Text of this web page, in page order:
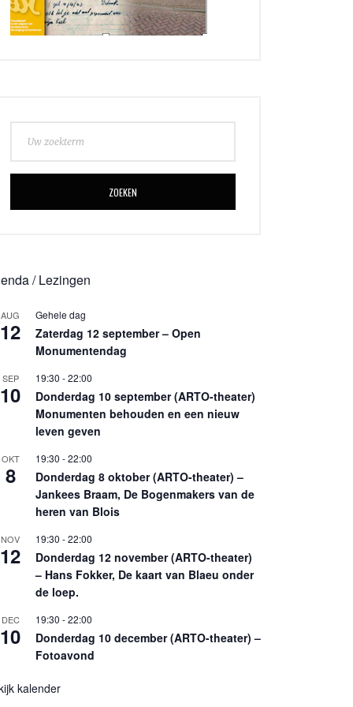
ZOEKEN
/ Lezingen
AUG
12
Gehele dag
Zaterdag 12 september – Open
Monumentendag
SEP
10
19:30 -22:00
Donderdag 10 september (ARTO-theater)
Monumenten behouden en een nieuw
leven geven
OKT
8
19:30 -22:00
Donderdag 8 oktober (ARTO-theater) –
Jankees Braam, De Bogenmakers van de
heren van Blois
NOV
12
19:30 -22:00
Donderdag 12 november (ARTO-theater)
– Hans Fokker, De kaart van Blaeu onder
de loep.
DEC
10
19:30 -22:00
Donderdag 10 december (ARTO-theater) –
Fotoavond
kalender